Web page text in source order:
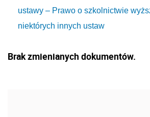
ustawy – Prawo o szkolnictwie
niektórych innych ustaw
Brak zmienianych dokumentów.